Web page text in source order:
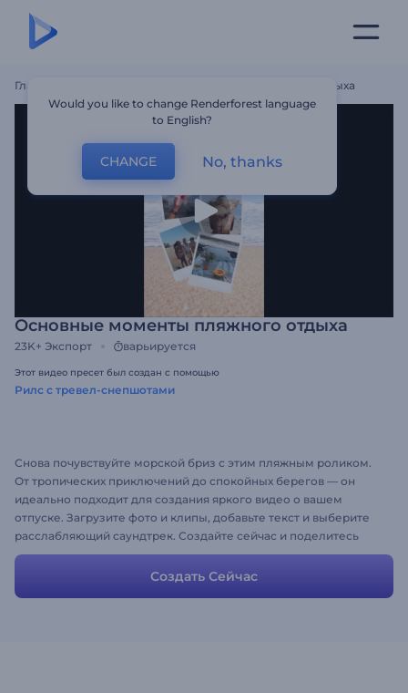
Главная Основные Моменты Пляжного Отдыха
Основные моменты пляжного отдыха
23K+ Экспорт варьируется
Этот видео пресет был создан с помощью
Рилс с тревел-снепшотами
Снова почувствуйте морской бриз с этим пляжным роликом.
От тропических приключений до спокойных берегов — он
идеально подходит для создания яркого видео о вашем
отпуске. Загрузите фото и клипы, добавьте текст и выберите
расслабляющий саундтрек. Создайте сейчас и поделитесь
магией отдыха!
Создать Сейчас
Would you like to change Renderforest language
to English?
CHANGE No, thanks